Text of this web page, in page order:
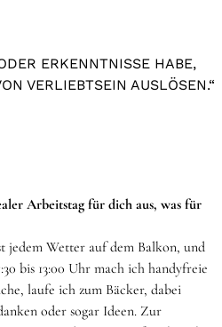
ERKENNTNISSE HABE,
VERLIEBTSEIN AUSLÖSEN.“
Arbeitstag für dich aus, was für
jedem Wetter auf dem Balkon, und
bis 13:00 Uhr mach ich handyfreie
laufe ich zum Bäcker, dabei
oder sogar Ideen. Zur